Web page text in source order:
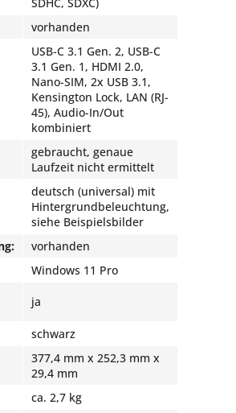
vorhanden
USB-C 3.1 Gen. 2, USB-C
3.1 Gen. 1, HDMI 2.0,
Nano-SIM, 2x USB 3.1,
Kensington Lock, LAN (RJ-
45), Audio-In/Out
kombiniert
gebraucht, genaue
Laufzeit nicht ermittelt
deutsch (universal) mit
Hintergrundbeleuchtung,
siehe Beispielsbilder
vorhanden
Windows 11 Pro
ja
schwarz
377,4 mm x 252,3 mm x
29,4 mm
ca. 2,7 kg